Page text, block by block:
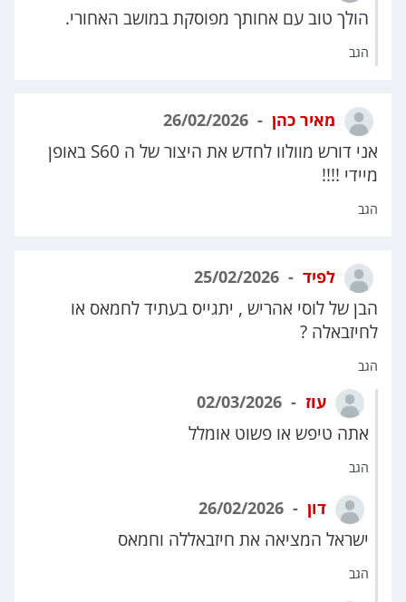
הולך טוב עם אחותך מפוסקת במושב האחורי.
הגב
מאיר כהן
אני דורש מוולוו לחדש את היצור של ה S60 באופן
מיידי !!!!
הגב
לפיד
הבן של לוסי אהריש , יתגייס בעתיד לחמאס או
לחיזבאלה ?
הגב
עוז
אתה טיפש או פשוט אומלל
הגב
דון
ישראל המציאה את חיזבאללה וחמאס
הגב